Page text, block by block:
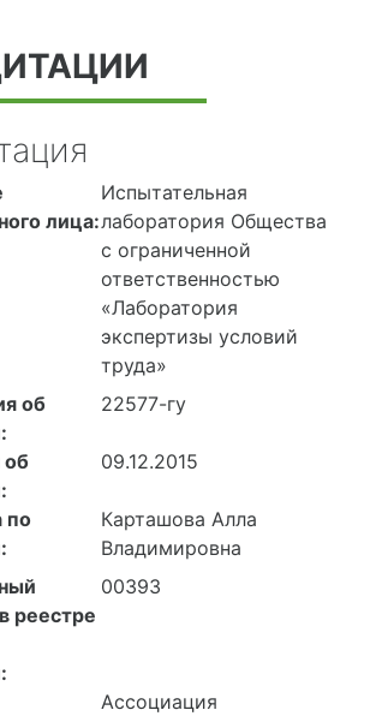
лица:
Испытательная
лаборатория Общества
с ограниченной
ответственностью
«Лаборатория
экспертизы условий
труда»
об
22577-гу
09.12.2015
по
Карташова Алла
Владимировна
реестре
00393
Ассоциация